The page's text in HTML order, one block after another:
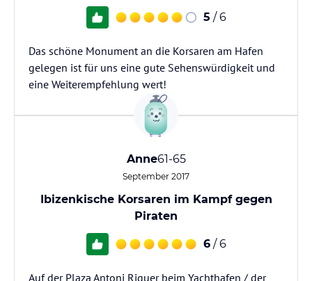
5 / 6
Das schöne Monument an die Korsaren am Hafen
gelegen ist für uns eine gute Sehenswürdigkeit und
eine Weiterempfehlung wert!
Anne61-65
September 2017
Ibizenkische Korsaren im Kampf gegen
Piraten
6 / 6
Auf der Plaza Antoni Riquer beim Yachthafen / der